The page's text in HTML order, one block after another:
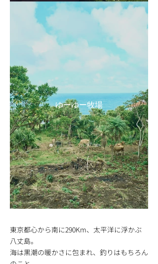
ゆーゆー牧場
東京都心から南に290Km、太平洋に浮かぶ
八丈島。
海は黒潮の暖かさに包まれ、釣りはもちろん